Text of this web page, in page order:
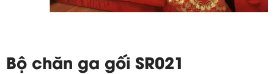
Bộ chăn ga gối SR021